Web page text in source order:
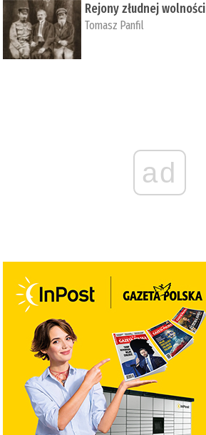
Rejony złudnej wolności
Tomasz Panfil
ad